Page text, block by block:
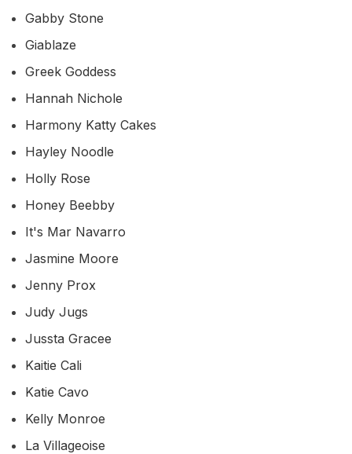
Gabby Stone
Giablaze
Greek Goddess
Hannah Nichole
Harmony Katty Cakes
Hayley Noodle
Holly Rose
Honey Beebby
It's Mar Navarro
Jasmine Moore
Jenny Prox
Judy Jugs
Jussta Gracee
Kaitie Cali
Katie Cavo
Kelly Monroe
La Villageoise